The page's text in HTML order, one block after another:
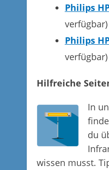
Philips
verfügbar)
Philips
verfügbar)
Hilfreiche
In
du
wissen musst.